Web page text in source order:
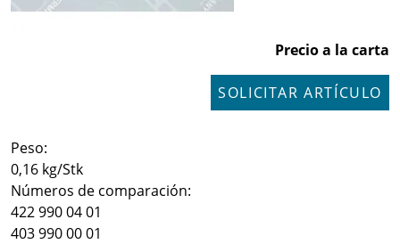
Precio a la carta
SOLICITAR ARTÍCULO
Peso:
0,16 kg/Stk
Números de comparación:
422 990 04 01
403 990 00 01